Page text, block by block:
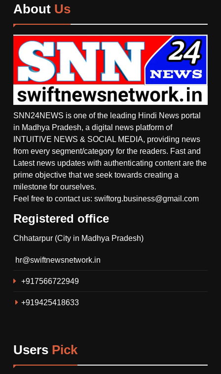
About Us
SNN24NEWS is one of the leading Hindi News portal
in Madhya Pradesh, a digital news platform of
INTUITIVE NEWS & SOCIAL MEDIA, providing news
from every segment/category for the readers. Fast and
Latest news updates with authenticating content are the
prime objective that we seek towards creating a
milestone for ourselves.
Feel free to contact us: swiftorg.business@gmail.com
Registered office
Chhatarpur (City in Madhya Pradesh)
hr@swiftnewsnetwork.in
+917566722949
+919425418633
Users Pick
गौरिहार खंड के सरबई मंडल में विराट
और जातिगत भेदभाव पर चर्चा ।